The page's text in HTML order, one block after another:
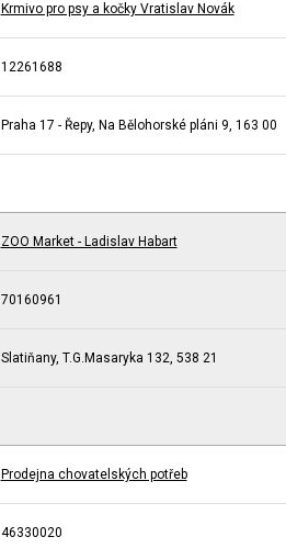
Krmivo pro psy a kočky Vratislav Novák
12261688
Praha 17 - Řepy, Na Bělohorské pláni 9, 163 00
ZOO Market - Ladislav Habart
70160961
Slatiňany, T.G.Masaryka 132, 538 21
Prodejna chovatelských potřeb
46330020